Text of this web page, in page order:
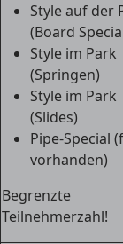
Style auf der
(Board
Style im Park
(Springen)
Style im Park
(Slides)
Pipe-Special
vorhanden)
Begrenzte
Teilnehmerzahl!